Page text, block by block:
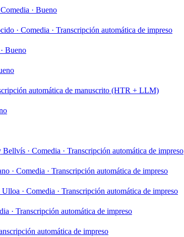
Comedia · Bueno
· Comedia · Transcripción automática de impreso
· Bueno
automática de manuscrito (HTR + LLM)
Bellvís · Comedia · Transcripción automática de impreso
· Comedia · Transcripción automática de impreso
Ulloa · Comedia · Transcripción automática de impreso
· Transcripción automática de impreso
automática de impreso